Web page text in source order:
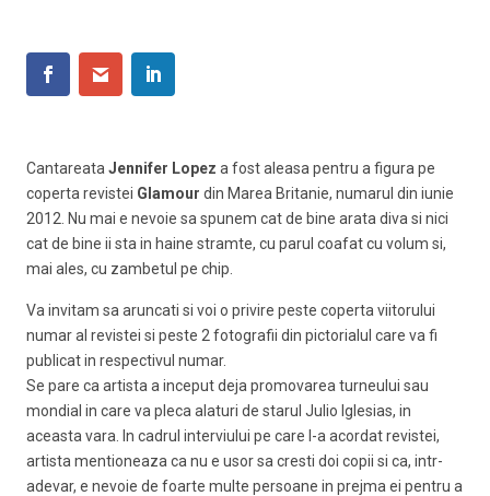
Cantareata Jennifer Lopez a fost aleasa pentru a figura pe
coperta revistei Glamour din Marea Britanie, numarul din iunie
2012. Nu mai e nevoie sa spunem cat de bine arata diva si nici
cat de bine ii sta in haine stramte, cu parul coafat cu volum si,
mai ales, cu zambetul pe chip.
Va invitam sa aruncati si voi o privire peste coperta viitorului
numar al revistei si peste 2 fotografii din pictorialul care va fi
publicat in respectivul numar.
Se pare ca artista a inceput deja promovarea turneului sau
mondial in care va pleca alaturi de starul Julio Iglesias, in
aceasta vara. In cadrul interviului pe care l-a acordat revistei,
artista mentioneaza ca nu e usor sa cresti doi copii si ca, intr-
adevar, e nevoie de foarte multe persoane in prejma ei pentru a